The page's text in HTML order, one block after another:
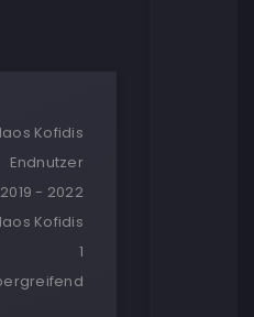
Kofidis
Endnutzer
2019 - 2022
Kofidis
1